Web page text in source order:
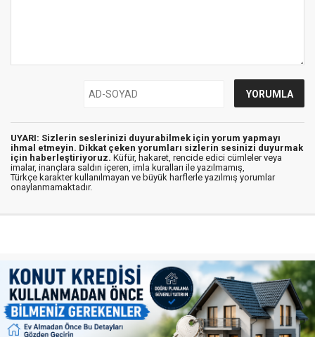
UYARI: Sizlerin seslerinizi duyurabilmek için yorum yapmayı
ihmal etmeyin. Dikkat çeken yorumları sizlerin sesinizi duyurmak
için haberleştiriyoruz. Küfür, hakaret, rencide edici cümleler veya
imalar, inançlara saldırı içeren, imla kuralları ile yazılmamış,
Türkçe karakter kullanılmayan ve büyük harflerle yazılmış yorumlar
onaylanmamaktadır.